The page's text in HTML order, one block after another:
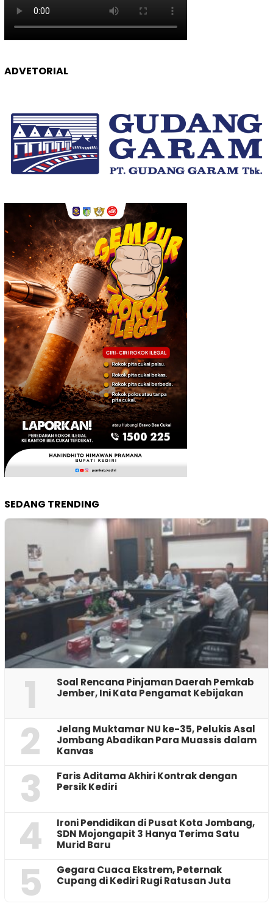
ADVETORIAL
SEDANG TRENDING
1
‎Soal Rencana Pinjaman Daerah Pemkab
Jember, Ini Kata Pengamat Kebijakan ‎
2
Jelang Muktamar NU ke-35, Pelukis Asal
Jombang Abadikan Para Muassis dalam
Kanvas
3
Faris Aditama Akhiri Kontrak dengan
Persik Kediri
4
Ironi Pendidikan di Pusat Kota Jombang,
SDN Mojongapit 3 Hanya Terima Satu
Murid Baru
5
‎Gegara Cuaca Ekstrem, Peternak
Cupang di Kediri Rugi Ratusan Juta